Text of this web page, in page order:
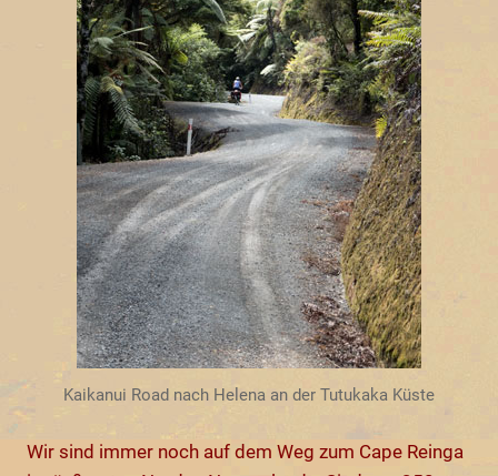
Kaikanui Road nach Helena an der Tutukaka Küste
Wir sind immer noch auf dem Weg zum Cape Reinga